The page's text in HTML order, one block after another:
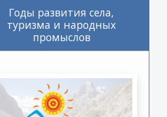
Годы развития села,
туризма и народных
промыслов